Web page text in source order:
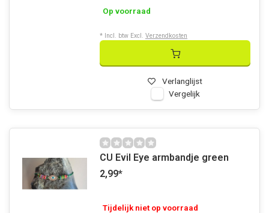
Op voorraad
Verlanglijst
Vergelijk
* Incl. btw Excl. Verzendkosten
CU Evil Eye armbandje green
2,99*
Tijdelijk niet op voorraad